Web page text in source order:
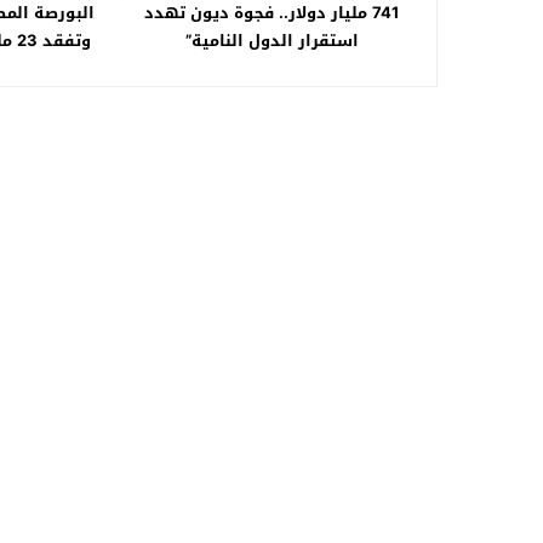
741 مليار دولار.. فجوة ديون تهدد
استقرار الدول النامية”
البورصة